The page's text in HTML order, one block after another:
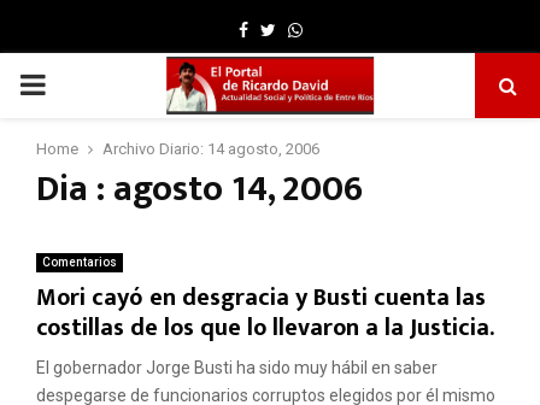
Facebook
TwitterWhatsapp
PRIMARY
MENU
Home Archivo Diario: 14 agosto, 2006
Dia : agosto 14, 2006
Comentarios
Mori cayó en desgracia y Busti cuenta las
costillas de los que lo llevaron a la Justicia.
El gobernador Jorge Busti ha sido muy hábil en saber
despegarse de funcionarios corruptos elegidos por él mismo